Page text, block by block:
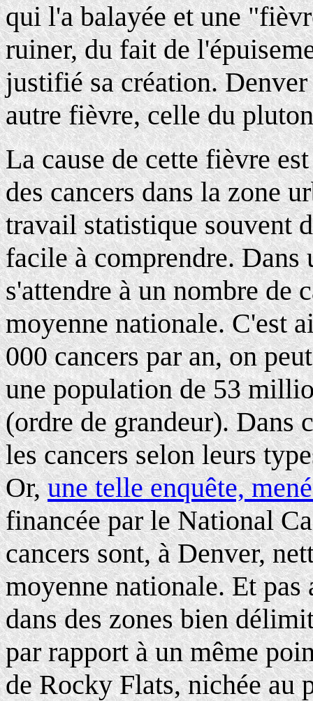
qui l'a balayée et une
ruiner, du fait de
justifié sa création.
autre fièvre, celle du
La cause de cette fièvre
des cancers dans la zone
travail statistique souvent
facile à comprendre. Dans
s'attendre à un nombre de
moyenne nationale. C'est
000 cancers par an, on
une population de 53
(ordre de grandeur). Dans
les cancers selon leurs
Or,une telle enquête,
financée par le National
cancers sont, à Denver,
moyenne nationale. Et
dans des zones bien
par rapport à un même
de Rocky Flats, nichée au